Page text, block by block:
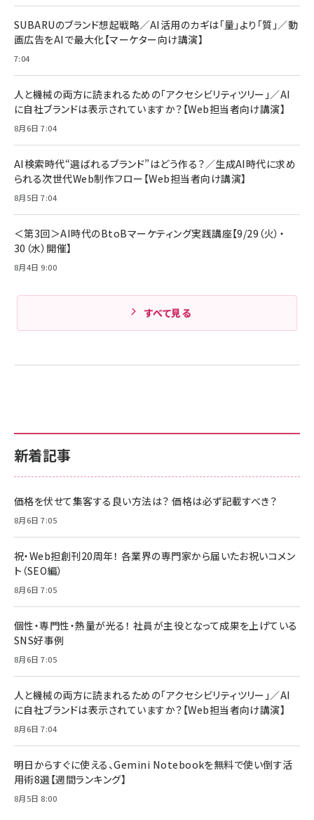
￥880
ママ投資家が育休中に１億貯めた株式投資
組織の成果を最大化する ルールのデザイン
￥1,980
Amazonランキングをもっと見る
￥6,980
全ワイヤレスイヤホン/アクティブノイズキャンセリ
技術基準適合】ブラック
￥5,990
ケーブル Anker絡まないケーブル 240W 結束バン
ド付き USB PD対応 シリコン素材採用 iPhone
17 / 16 / 15 / Galaxy iPad Pro MacBook
Pro/Air 各種対応 (1.8m ミッドナイトブラック)
￥1,890
Pro/Air 各種対応 (1.8m ミッドナイトブラック)
￥1,890
サッポロ 生ビール 黒ラベル 350ml 缶 24本 ビー
ル ケース買い【6/30応募〆切! 黒ラベルビヤセラー
￥4,857
新着記事
価格を伏せて集客する良い方法は？ 価格は必ず記載すべき？
8月6日 7:05
祝・Web担創刊20周年！ 各業界の専門家から届いたお祝いコメン
ト（SEO編）
8月6日 7:05
個性・専門性・熱量が光る！ 社員が主役となって成果を上げている
SNS好事例
8月6日 7:05
人と機械の両方に読まれるための「アクセシビリティツリー」／AI
に自社ブランドは表示されていますか？【Web担当者向け講演】
8月6日 7:04
明日からすぐに使える、Gemini Notebookを無料で使い倒す活
用術8選【週間ランキング】
8月5日 8:00
SUBARUのブランド想起戦略／AI活用のカギは「量」より「質」／動
画広告をAIで最大化【マーケター向け講演】
7:04
人と機械の両方に読まれるための「アクセシビリティツリー」／AI
に自社ブランドは表示されていますか？【Web担当者向け講演】
8月6日 7:04
AI検索時代“選ばれるブランド”はどう作る？／生成AI時代に求め
られる次世代Web制作フロー【Web担当者向け講演】
8月5日 7:04
＜第3回＞AI時代のBtoBマーケティング実践講座【9/29（火）・
30（水）開催】
8月4日 9:00
すべて見る